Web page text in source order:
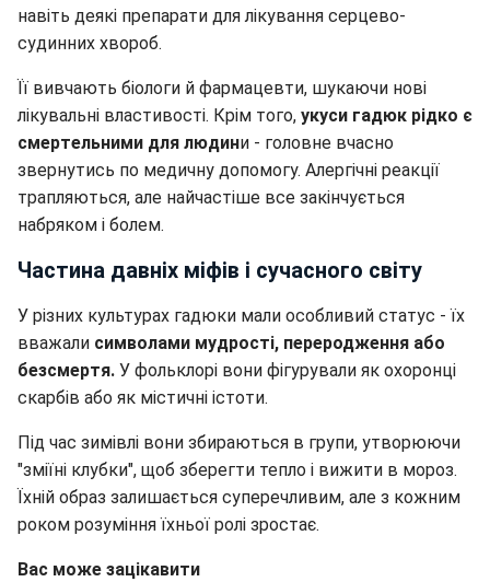
навіть деякі препарати для лікування серцево-
судинних хвороб.
Її вивчають біологи й фармацевти, шукаючи нові
лікувальні властивості. Крім того, укуси гадюк рідко є
смертельними для людини - головне вчасно
звернутись по медичну допомогу. Алергічні реакції
трапляються, але найчастіше все закінчується
набряком і болем.
Частина давніх міфів і сучасного світу
У різних культурах гадюки мали особливий статус - їх
вважали символами мудрості, переродження або
безсмертя. У фольклорі вони фігурували як охоронці
скарбів або як містичні істоти.
Під час зимівлі вони збираються в групи, утворюючи
"зміїні клубки", щоб зберегти тепло і вижити в мороз.
Їхній образ залишається суперечливим, але з кожним
роком розуміння їхньої ролі зростає.
Вас може зацікавити